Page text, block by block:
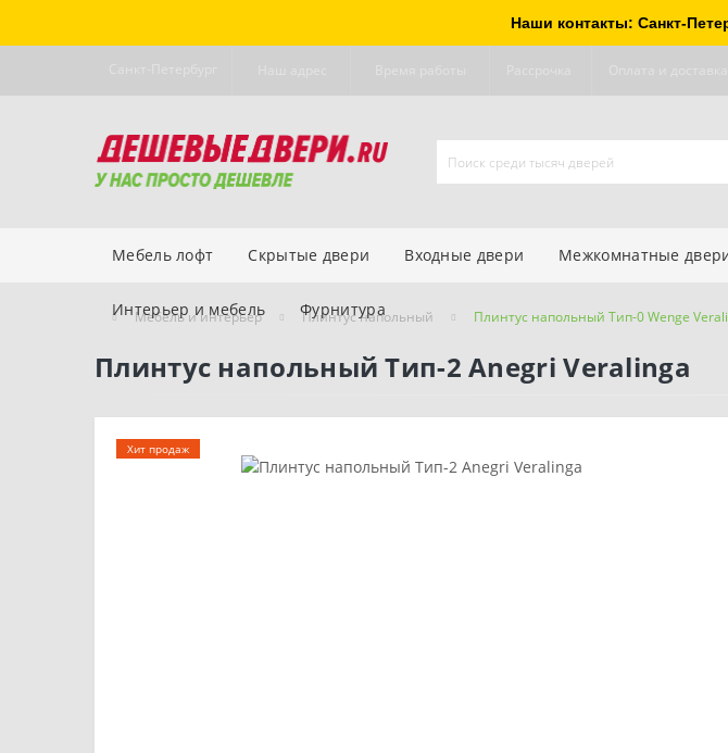
Наши контакты: Санкт-
Мебель лофт Скрытые двери Входные двери Межкомнатные
Интерьер и мебель Фурнитура
Мебель и интерьер Плинтус напольный Плинтус напольный Тип-0 Wenge
Плинтус напольный Тип-2 Anegri Veralinga
Хит продаж